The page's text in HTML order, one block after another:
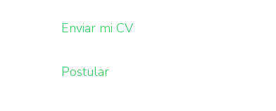
Enviar mi CV
Postular